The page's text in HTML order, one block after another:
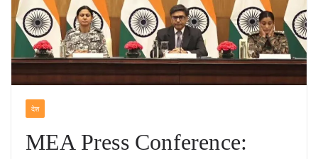
देश
MEA Press Conference: